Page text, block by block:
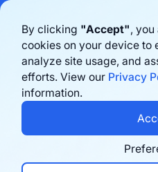
By clicking "Accept",
cookies on your device to
analyze site usage, and
efforts. View our Privacy
information.
Benelux in 2026. Learn morehere
Lebensmittelhersteller